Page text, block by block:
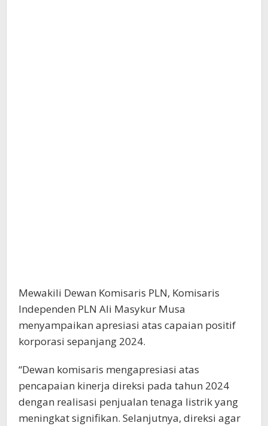
Mewakili Dewan Komisaris PLN, Komisaris
Independen PLN Ali Masykur Musa
menyampaikan apresiasi atas capaian positif
korporasi sepanjang 2024.
“Dewan komisaris mengapresiasi atas
pencapaian kinerja direksi pada tahun 2024
dengan realisasi penjualan tenaga listrik yang
meningkat signifikan. Selanjutnya, direksi agar